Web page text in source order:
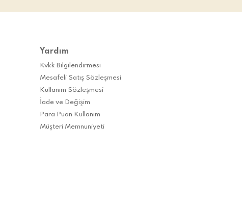
Yardım
Kvkk Bilgilendirmesi
Mesafeli Satış Sözleşmesi
Kullanım Sözleşmesi
İade ve Değişim
Para Puan Kullanım
Müşteri Memnuniyeti